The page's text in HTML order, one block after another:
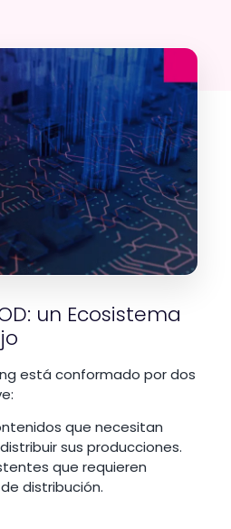
un Ecosistema
está conformado por dos
que necesitan
sus producciones.
que requieren
distribución.